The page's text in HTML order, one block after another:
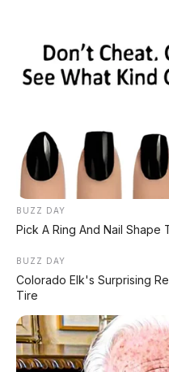
Home »Hongqi» Hongqi H7
Mobil "Menteri"
H7 PHEV
4,4L/100km
BUZZ DAY
Pick A Ring And Nail Shape
BUZZ DAY
Colorado Elk's Surprising
Tire